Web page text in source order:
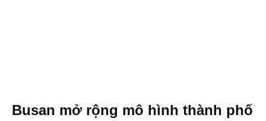
Busan mở rộng mô hình thành phố